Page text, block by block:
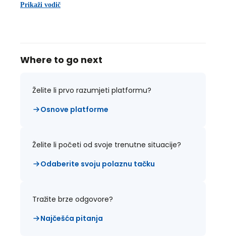
Prikaži vodič
Where to go next
Želite li prvo razumjeti platformu?
Osnove platforme
Želite li početi od svoje trenutne situacije?
Odaberite svoju polaznu tačku
Tražite brze odgovore?
Najčešća pitanja